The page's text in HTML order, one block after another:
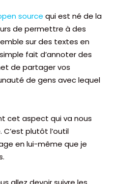
source qui est né de la
de permettre à des
sur des textes en
fait d’annoter des
de partager vos
de gens avec lequel
cet aspect qui va nous
plutôt l’outil
en lui-même que je